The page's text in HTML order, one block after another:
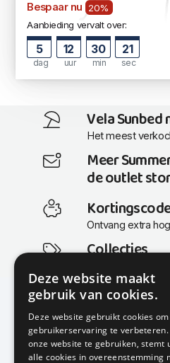
Bespaar nu
20%
Aanbieding vervalt over:
5
dag
12
uur
30
min
20
sec
Vela Sunbed
Het meest
Meer
de outlet
Ontvang extra
Collecties
Actuele en
KMP Kantoormeubilair
Airport Business Park
Deze website maakt
gebruik van cookies.
Deze website gebruikt cookies
gebruikerservaring te
onze website te gebruiken, stemt
alle cookies in overeenstemming